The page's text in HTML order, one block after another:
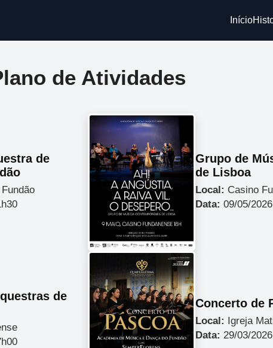
Início
de Atividades
de
Grupo de
de Lisboa
Local: Casino
Data: 09/05/
de
Concerto de
Local: Igreja
Data: 29/03/